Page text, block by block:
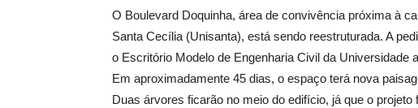
O Boulevard Doquinha, área de convivência próxima à
Santa Cecília (Unisanta), está sendo reestruturada. A
o Escritório Modelo de Engenharia Civil da Universidade
Em aproximadamente 45 dias, o espaço terá nova
Duas árvores ficarão no meio do edifício, já que o